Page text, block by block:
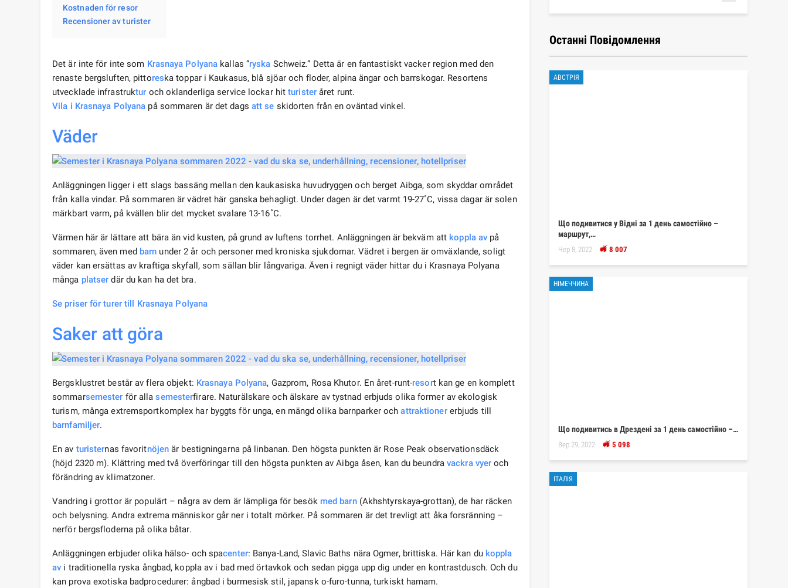
Kostnaden för resor
Recensioner av turister
Det är inte för inte som Krasnaya Polyana kallas ”ryska Schweiz.” Detta är en fantastiskt vacker region med den
renaste bergsluften, pittoreska toppar i Kaukasus, blå sjöar och floder, alpina ängar och barrskogar. Resortens
utvecklade infrastruktur och oklanderliga service lockar hitturisteråret runt.
Vila i Krasnaya Polyana på sommaren är det dags att se skidorten från en oväntad vinkel.
Väder
Anläggningen ligger i ett slags bassäng mellan den kaukasiska huvudryggen och berget Aibga, som skyddar området
från kalla vindar. På sommaren är vädret här ganska behagligt. Under dagen är det varmt 19-27˚С, vissa dagar är solen
märkbart varm, på kvällen blir det mycket svalare 13-16˚С.
Värmen här är lättare att bära än vid kusten, på grund av luftens torrhet. Anläggningen är bekväm att koppla av på
sommaren, även med barn under 2 år och personer med kroniska sjukdomar. Vädret i bergen är omväxlande, soligt
väder kan ersättas av kraftiga skyfall, som sällan blir långvariga. Även i regnigt väder hittar du i Krasnaya Polyana
många platser där du kan ha det bra.
Se priser för turer till Krasnaya Polyana
Saker att göra
Bergsklustret består av flera objekt: Krasnaya Polyana, Gazprom, Rosa Khutor. En året-runt-resort kan ge en komplett
sommarsemester för allasemesterfirare. Naturälskare och älskare av tystnad erbjuds olika former av ekologisk
turism, många extremsportkomplex har byggts för unga, en mängd olika barnparker ochattraktionererbjuds till
barnfamiljer.
En av turisternas favoritnöjen är bestigningarna på linbanan. Den högsta punkten är Rose Peak observationsdäck
(höjd 2320 m). Klättring med två överföringar till den högsta punkten av Aibga åsen, kan du beundra vackra vyer och
förändring av klimatzoner.
Vandring i grottor är populärt – några av dem är lämpliga för besök med barn(Akhshtyrskaya-grottan), de har räcken
och belysning. Andra extrema människor går ner i totalt mörker. På sommaren är det trevligt att åka forsränning –
nerför bergsfloderna på olika båtar.
Anläggningen erbjuder olika hälso- och spacenter: Banya-Land, Slavic Baths nära Ogmer, brittiska. Här kan du koppla
av i traditionella ryska ångbad, koppla av i bad med örtavkok och sedan pigga upp dig under en kontrastdusch. Och du
kan prova exotiska badprocedurer: ångbad i burmesisk stil, japansk o-furo-tunna, turkiskt hamam.
Останні Повідомлення
АВСТРІЯ
Що подивитися у Відні за 1 день самостійно –
маршрут,…
Чер 8, 2022 8 007
НІМЕЧЧИНА
Що подивитись в Дрездені за 1 день самостійно –…
Вер 29, 2022 5 098
ІТАЛІЯ